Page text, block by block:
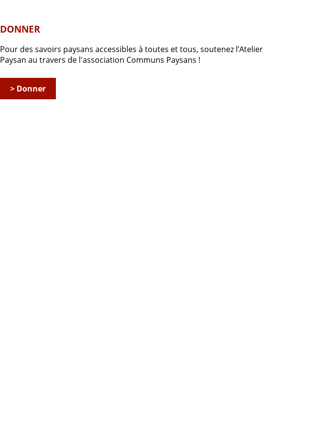
DONNER
Pour des savoirs paysans accessibles à toutes et tous, soutenez l’Atelier
Paysan au travers de l'association Communs Paysans !
> Donner